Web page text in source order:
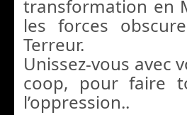
transformation en
les forces
Terreur.
Unissez-vous avec
coop, pour faire
l’oppression..